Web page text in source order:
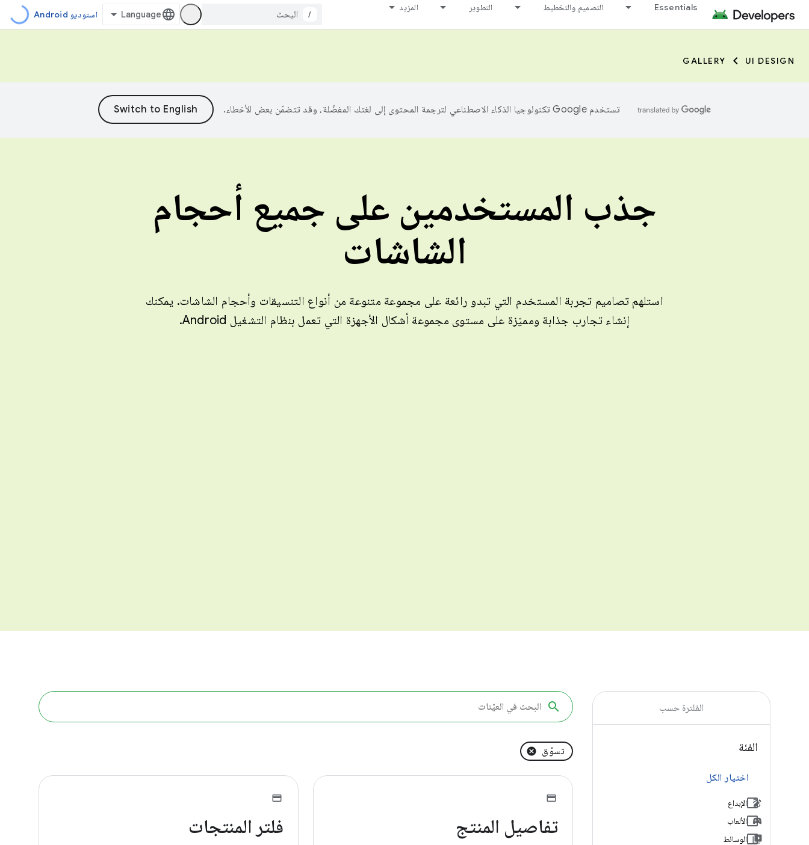
Essentials التصميم والتخطيط التطوير المزيد
/ استوديو Android
UI DESIGN
GALLERY
تستخدم Google تكنولوجيا الذكاء الاصطناعي لترجمة المحتوى إلى لغتك المفضّلة، وقد تتضمّن بعض الأخطاء.
جذب المستخدمين على جميع أحجام
الشاشات
استلهم تصاميم تجربة المستخدم التي تبدو رائعة على مجموعة متنوعة من أنواع التنسيقات وأحجام الشاشات. يمكنك
إنشاء تجارب جذابة ومميّزة على مستوى مجموعة أشكال الأجهزة التي تعمل بنظام التشغيل Android.
الفلترة حسب
الفئة
اختيار الكل
الإبداع
الألعاب
الوسائط
تسوّق
تفاصيل المنتج فلتر المنتجات